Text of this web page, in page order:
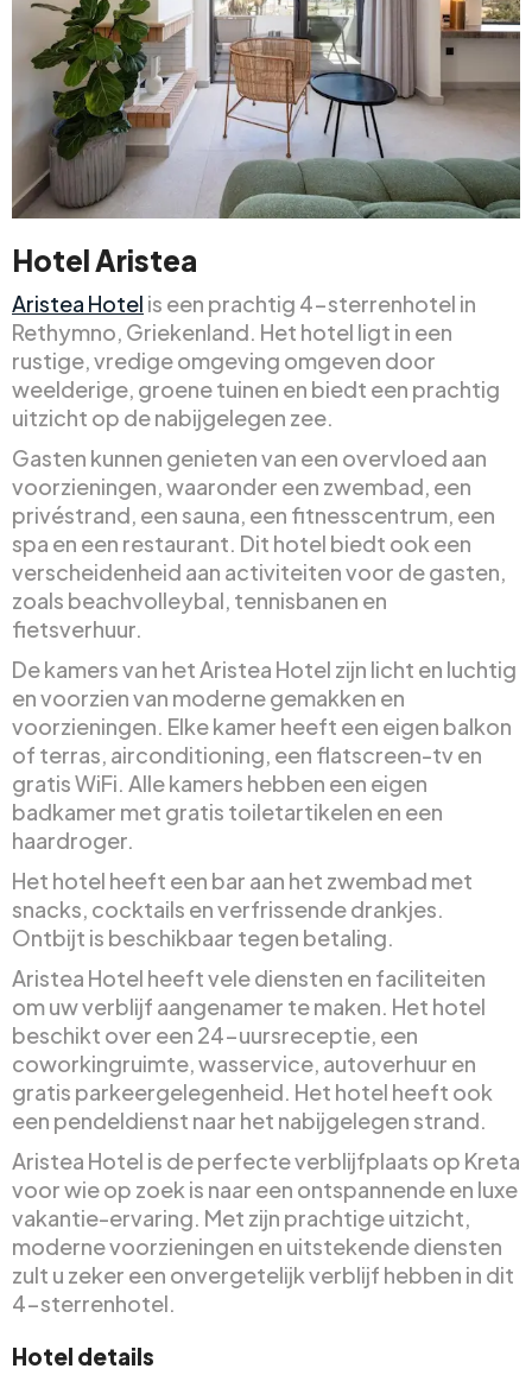
Hotel Aristea
Aristea Hotel is een prachtig 4-sterrenhotel in
Rethymno, Griekenland. Het hotel ligt in een
rustige, vredige omgeving omgeven door
weelderige, groene tuinen en biedt een prachtig
uitzicht op de nabijgelegen zee.
Gasten kunnen genieten van een overvloed aan
voorzieningen, waaronder een zwembad, een
privéstrand, een sauna, een fitnesscentrum, een
spa en een restaurant. Dit hotel biedt ook een
verscheidenheid aan activiteiten voor de gasten,
zoals beachvolleybal, tennisbanen en
fietsverhuur.
De kamers van het Aristea Hotel zijn licht en luchtig
en voorzien van moderne gemakken en
voorzieningen. Elke kamer heeft een eigen balkon
of terras, airconditioning, een flatscreen-tv en
gratis WiFi. Alle kamers hebben een eigen
badkamer met gratis toiletartikelen en een
haardroger.
Het hotel heeft een bar aan het zwembad met
snacks, cocktails en verfrissende drankjes.
Ontbijt is beschikbaar tegen betaling.
Aristea Hotel heeft vele diensten en faciliteiten
om uw verblijf aangenamer te maken. Het hotel
beschikt over een 24-uursreceptie, een
coworkingruimte, wasservice, autoverhuur en
gratis parkeergelegenheid. Het hotel heeft ook
een pendeldienst naar het nabijgelegen strand.
Aristea Hotel is de perfecte verblijfplaats op Kreta
voor wie op zoek is naar een ontspannende en luxe
vakantie-ervaring. Met zijn prachtige uitzicht,
moderne voorzieningen en uitstekende diensten
zult u zeker een onvergetelijk verblijf hebben in dit
4-sterrenhotel.
Hotel details